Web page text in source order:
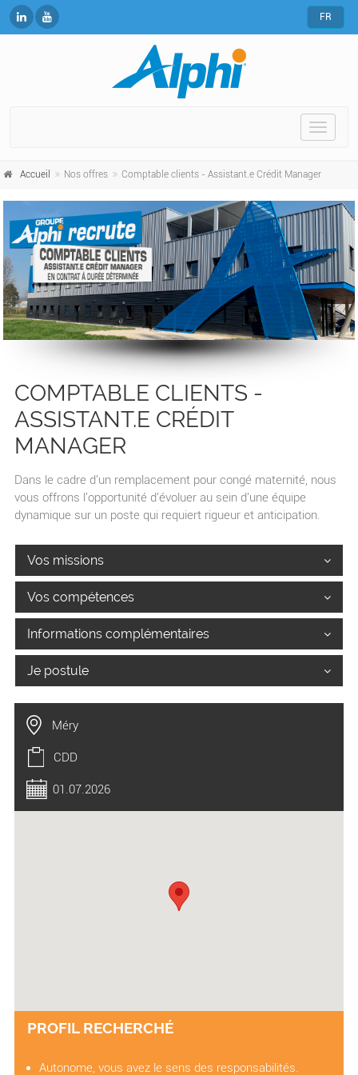
FR
Toggle
Accueil Nos offres Comptable clients - Assistant.e Crédit Manager
COMPTABLE CLIENTS -
ASSISTANT.E CRÉDIT
MANAGER
Dans le cadre d'un remplacement pour congé maternité, nous
vous offrons l'opportunité d'évoluer au sein d'une équipe
dynamique sur un poste qui requiert rigueur et anticipation.
Vos missions
Vos compétences
Informations complémentaires
Je postule
Méry
CDD
01.07.2026
PROFIL RECHERCHÉ
Autonome, vous avez le sens des responsabilités.